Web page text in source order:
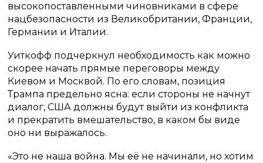
высокопоставленными чиновниками в сфере
нацбезопасности из Великобритании, Франции,
Германии и Италии.
Уиткофф подчеркнул необходимость как можно
скорее начать прямые переговоры между
Киевом и Москвой. По его словам, позиция
Трампа предельно ясна: если стороны не начнут
диалог, США должны будут выйти из конфликта
и прекратить вмешательство, в каком бы виде
оно ни выражалось.
«Это не наша война. Мы её не начинали, но хотим